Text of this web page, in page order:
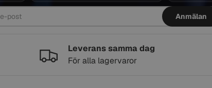
Anmälan
Leverans samma dag
För alla lagervaror